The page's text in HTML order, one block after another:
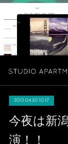
2013.04.20 10:17
今夜は新
演！！